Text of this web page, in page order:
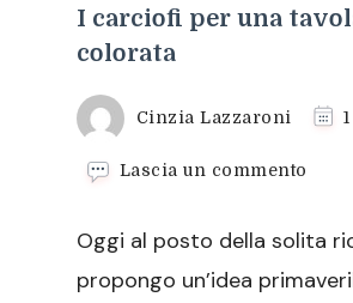
I carciofi per una
colorata
Cinzia Lazzaroni
Lascia un commento
per
Oggi al posto della solita
propongo un’idea